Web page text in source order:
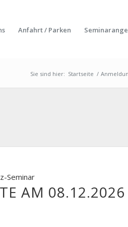
Anfahrt / Parken
Sie sind hier: Startseite /
Seminar
AM 08.12.2026